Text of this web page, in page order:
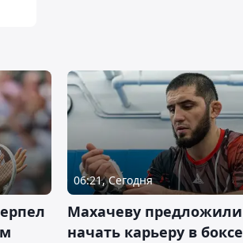
06:21, Сегодня
Махачеву предложили
начать карьеру в боксе